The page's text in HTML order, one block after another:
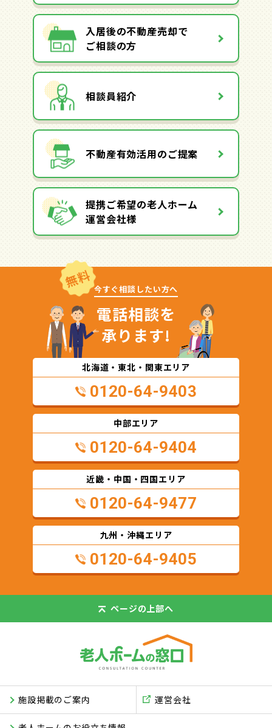
入居後の不動産売却で
ご相談の方
相談員紹介
不動産有効活用のご提案
提携ご希望の老人ホーム
運営会社様
無料 今すぐ相談したい方へ
電話相談を
承ります!
北海道・東北・関東エリア
0120-64-9403
中部エリア
0120-64-9404
近畿・中国・四国エリア
0120-64-9477
九州・沖縄エリア
0120-64-9405
ページの 上部へ
施設掲載のご案内 運営会社